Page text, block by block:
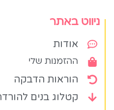
ניווט באתר
אודות
ההזמנות שלי
הוראות הדבקה
קטלוג בנים